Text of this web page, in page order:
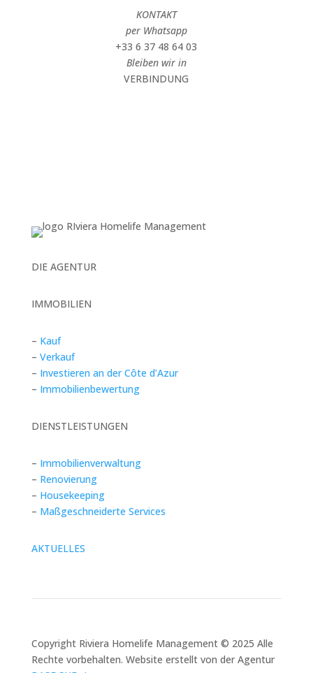
KONTAKT
per Whatsapp
+33 6 37 48 64 03
Bleiben wir in
VERBINDUNG
DIE AGENTUR
IMMOBILIEN
– Kauf
– Verkauf
– Investieren an der Côte d’Azur
– Immobilienbewertung
DIENSTLEISTUNGEN
– Immobilienverwaltung
– Renovierung
– Housekeeping
– Maßgeschneiderte Services
AKTUELLES
Copyright Riviera Homelife Management © 2025 Alle
Rechte vorbehalten. Website erstellt von der Agentur